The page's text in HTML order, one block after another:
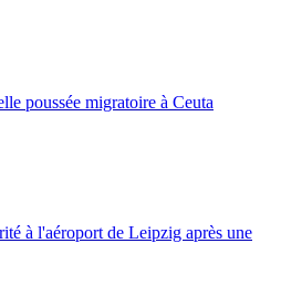
poussée migratoire à Ceuta
à l'aéroport de Leipzig après une